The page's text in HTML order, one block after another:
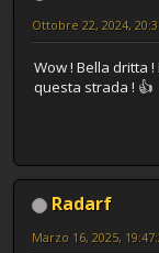
Ottobre 22, 2024,
Wow ! Bella dritta
questa strada ! 👍
Radarf
Marzo 16, 2025,